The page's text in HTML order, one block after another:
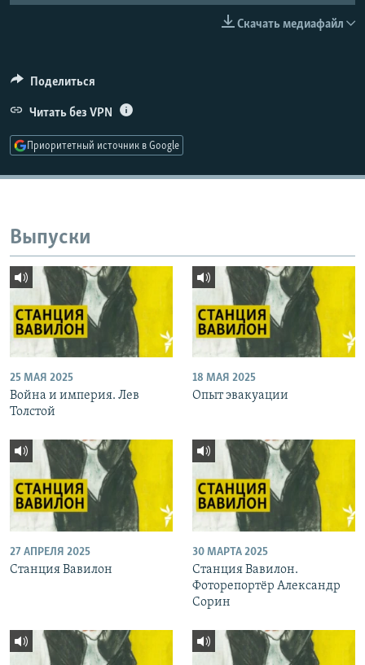
СОЦИАЛЬНЫЕ СЕТИ
Скачать медиафайл
Поделиться
Читать без VPN
Приоритетный источник в Google
Выпуски
25 МАЯ 2025
Война и империя. Лев
Толстой
18 МАЯ 2025
Опыт эвакуации
27 АПРЕЛЯ 2025
Станция Вавилон
30 МАРТА 2025
Станция Вавилон.
Фоторепортёр Александр
Сорин